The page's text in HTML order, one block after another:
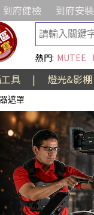
到府健檢 到府安裝
熱門: MUTEE
具 | 燈光&影棚
遮罩